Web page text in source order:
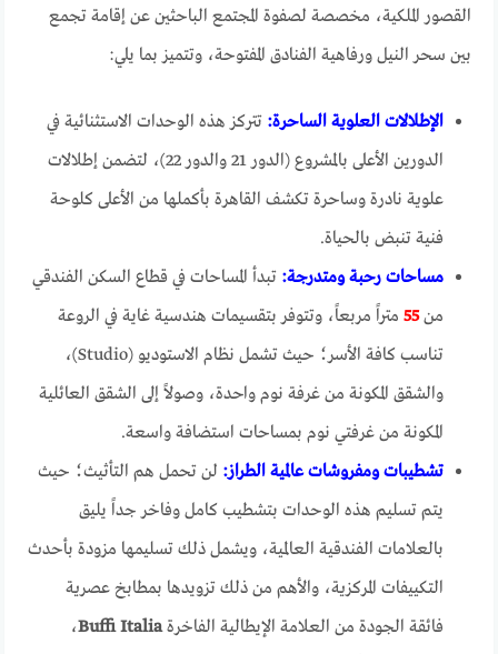
القصور الملكية، مخصصة لصفوة المجتمع الباحثين عن إقامة تجمع
بين سحر النيل ورفاهية الفنادق المفتوحة، وتتميز بما يلي:
الإطلالات العلوية الساحرة: تتركز هذه الوحدات الاستثنائية في
الدورين الأعلى بالمشروع (الدور 21 والدور 22)، لتضمن إطلالات
علوية نادرة وساحرة تكشف القاهرة بأكملها من الأعلى كلوحة
فنية تنبض بالحياة.
مساحات رحبة ومتدرجة: تبدأ المساحات في قطاع السكن الفندقي
من55 متراً مربعاً، وتتوفر بتقسيمات هندسية غاية في الروعة
تناسب كافة الأسر؛ حيث تشمل نظام الاستوديو (Studio)،
والشقق المكونة من غرفة نوم واحدة، وصولاً إلى الشقق العائلية
المكونة من غرفتي نوم بمساحات استضافة واسعة.
تشطيبات ومفروشات عالمية الطراز: لن تحمل هم التأثيث؛ حيث
يتم تسليم هذه الوحدات بتشطيب كامل وفاخر جداً يليق
بالعلامات الفندقية العالمية، ويشمل ذلك تسليمها مزودة بأحدث
التكييفات المركزية، والأهم من ذلك تزويدها بمطابخ عصرية
فائقة الجودة من العلامة الإيطالية الفاخرةBuffi Italia،